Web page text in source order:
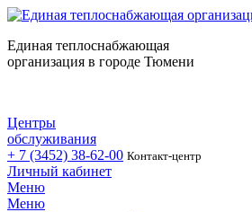
Единая теплоснабжающая
организация в городе Тюмени
Центры
обслуживания
+ 7 (3452) 38-62-00 Контакт-центр
Личный кабинет
Меню
Меню